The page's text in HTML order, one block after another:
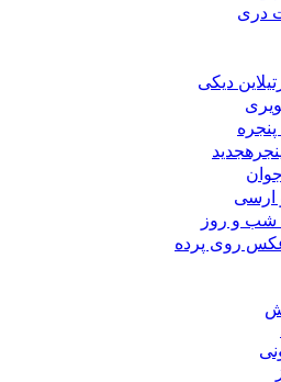
دری
دیکی
جدید
شب و روز
روی پرده